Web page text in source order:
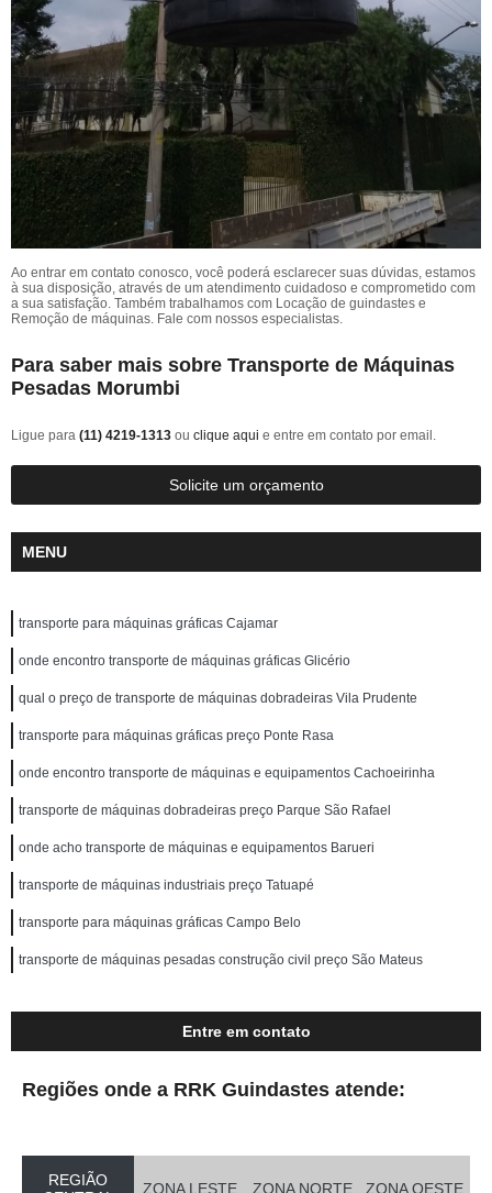
Ao entrar em contato conosco, você poderá esclarecer suas dúvidas, estamos
à sua disposição, através de um atendimento cuidadoso e comprometido com
a sua satisfação. Também trabalhamos com Locação de guindastes e
Remoção de máquinas. Fale com nossos especialistas.
Para saber mais sobre Transporte de Máquinas
Pesadas Morumbi
Ligue para (11) 4219-1313 ou clique aqui e entre em contato por email.
Solicite um orçamento
MENU
transporte para máquinas gráficas Cajamar
onde encontro transporte de máquinas gráficas Glicério
qual o preço de transporte de máquinas dobradeiras Vila Prudente
transporte para máquinas gráficas preço Ponte Rasa
onde encontro transporte de máquinas e equipamentos Cachoeirinha
transporte de máquinas dobradeiras preço Parque São Rafael
onde acho transporte de máquinas e equipamentos Barueri
transporte de máquinas industriais preço Tatuapé
transporte para máquinas gráficas Campo Belo
transporte de máquinas pesadas construção civil preço São Mateus
Entre em contato
Regiões onde a RRK Guindastes atende:
REGIÃO
ZONA LESTE ZONA NORTE ZONA OESTE